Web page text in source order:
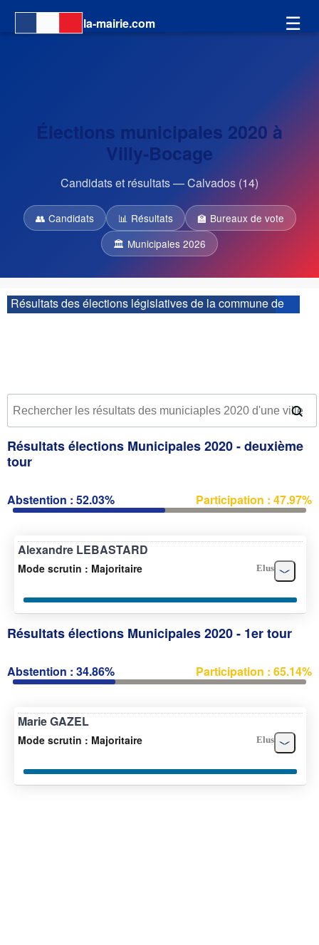
☰
Élections municipales 2020 à
Villy-Bocage
Candidats et résultats — Calvados (14)
👥 Candidats 📊 Résultats
🏫 Bureaux de vote
🏛 Municipales 2026
Résultats des élections législatives de la commune de
Villy-Bocage :| 6ème circonscription
Résultats élections Municipales 2020 - deuxième
tour
Abstention : 52.03% Participation : 47.97%
Alexandre LEBASTARD
Mode scrutin : Majoritaire Elus
Résultats élections Municipales 2020 - 1er tour
Abstention : 34.86% Participation : 65.14%
Marie GAZEL
Mode scrutin : Majoritaire Elus